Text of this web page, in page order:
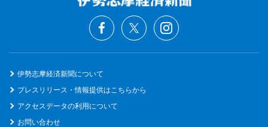
伊勢志摩経済新聞について
プレスリリース・情報提供はこちらから
アクセスデータの利用について
お問い合わせ